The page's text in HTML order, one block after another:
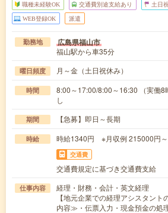
職種未経験OK 交通費別途支給あり 土日
WEB登録OK 派遣
勤務地 広島県福山市
福山駅から車35分
曜日頻度 月～金（土日祝休み）
時間
8:00～17:00/8:00～16:30 （実働
し
期間 【急募】即日～長期
時給 時給1340円 ※月収例 215000円～
交通費
交通費規定に基づき交通費支給
仕事内容
経理・財務・会計・英文経理
【地元企業での経理アシスタン
内容≫・伝票入力・現金預金の処